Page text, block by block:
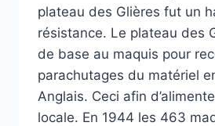
plateau des Glières fut un
résistance. Le plateau des
de base au maquis pour
parachutages du matériel
Anglais. Ceci afin
locale. En 1944 les 463